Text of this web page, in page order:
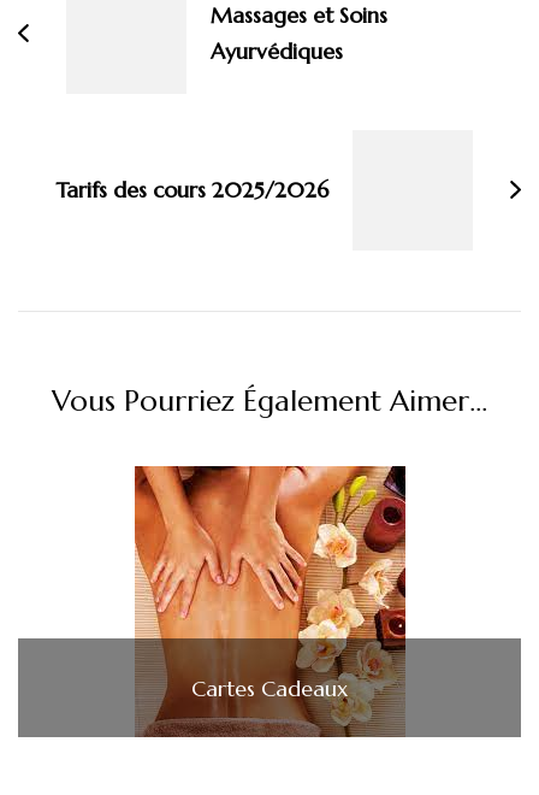
Massages et Soins
Ayurvédiques
Tarifs des cours 2025/2026
Vous Pourriez Également Aimer...
Cartes Cadeaux